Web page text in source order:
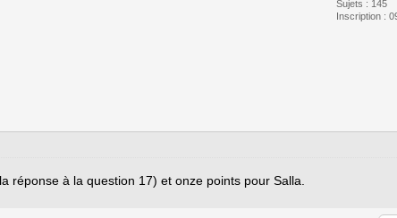
Sujets : 145
Inscription :
réponse à la question 17) et onze points pour Salla.